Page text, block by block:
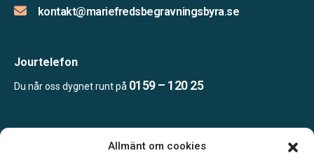
Allmänt om cookies
kontakt@mariefredsbegravningsbyra.se
Jourtelefon
Du når oss dygnet runt på 0159 – 120 25